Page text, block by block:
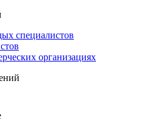
специалистов
организациях